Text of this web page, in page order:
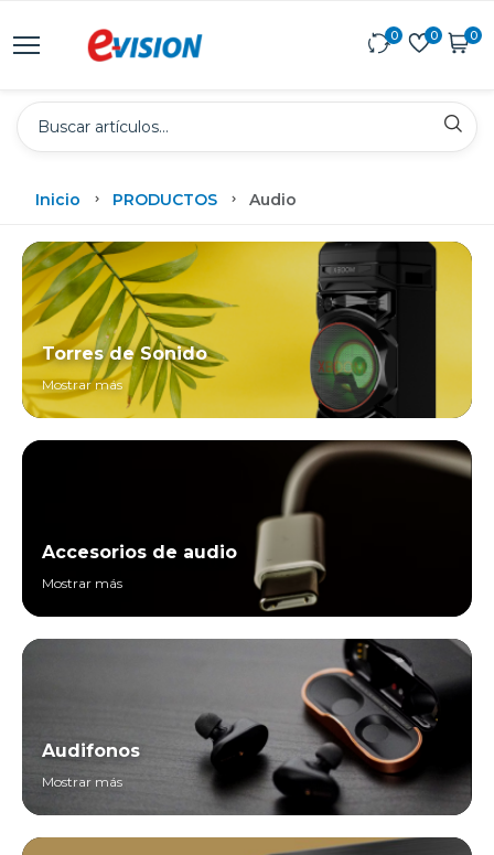
0 0 0
Inicio PRODUCTOS Audio
Torres de Sonido
Mostrar más
Accesorios de audio
Mostrar más
Audifonos
Mostrar más